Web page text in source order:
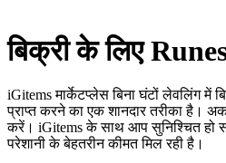
बिक्री के लिए
iGitems मार्केटप्लेस बिना घंटों लेवलिंग में
प्राप्त करने का एक शानदार तरीका है।
करें। iGitems के साथ आप सुनिश्चित हो
परेशानी के बेहतरीन कीमत मिल रही है।